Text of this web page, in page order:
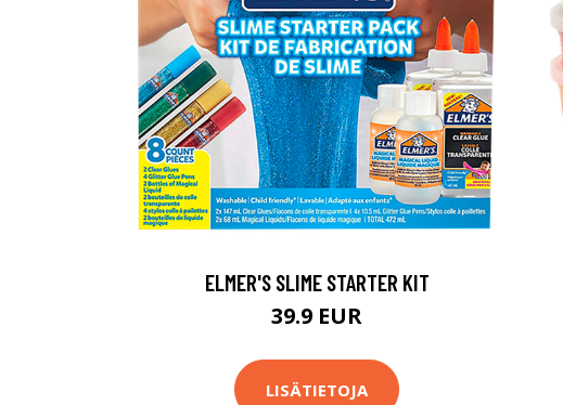
ELMER'S SLIME STARTER KIT
39.9 EUR
LISÄTIETOJA